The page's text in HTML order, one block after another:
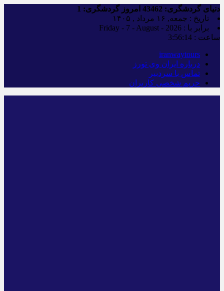
دنیای گردشگری: امروز گردشگری:
تاریخ : جمعه, ۱۶ مرداد , ۱۴۰۵
برابر با : Friday - 7 - August - 2026
ساعت : 3:56:15
iranwaytours
درباره ایران وی تورز
تماس با سردبیر
حریم شخصی کاربران